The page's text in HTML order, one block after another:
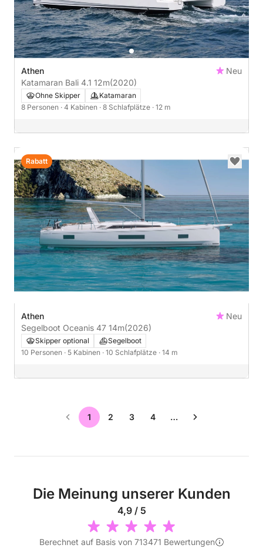
Athen
Neu
Katamaran Bali 4.1 12m(2020)
Ohne Skipper
Katamaran
8 Personen · 4 Kabinen · 8 Schlafplätze · 12 m
Athen
Neu
Segelboot Oceanis 47 14m(2026)
Skipper optional
Segelboot
10 Personen · 5 Kabinen · 10 Schlafplätze · 14 m
Rabatt
1 2 3 4 …
Die Meinung unserer Kunden
4,9 / 5
Berechnet auf Basis von 713471 Bewertungen